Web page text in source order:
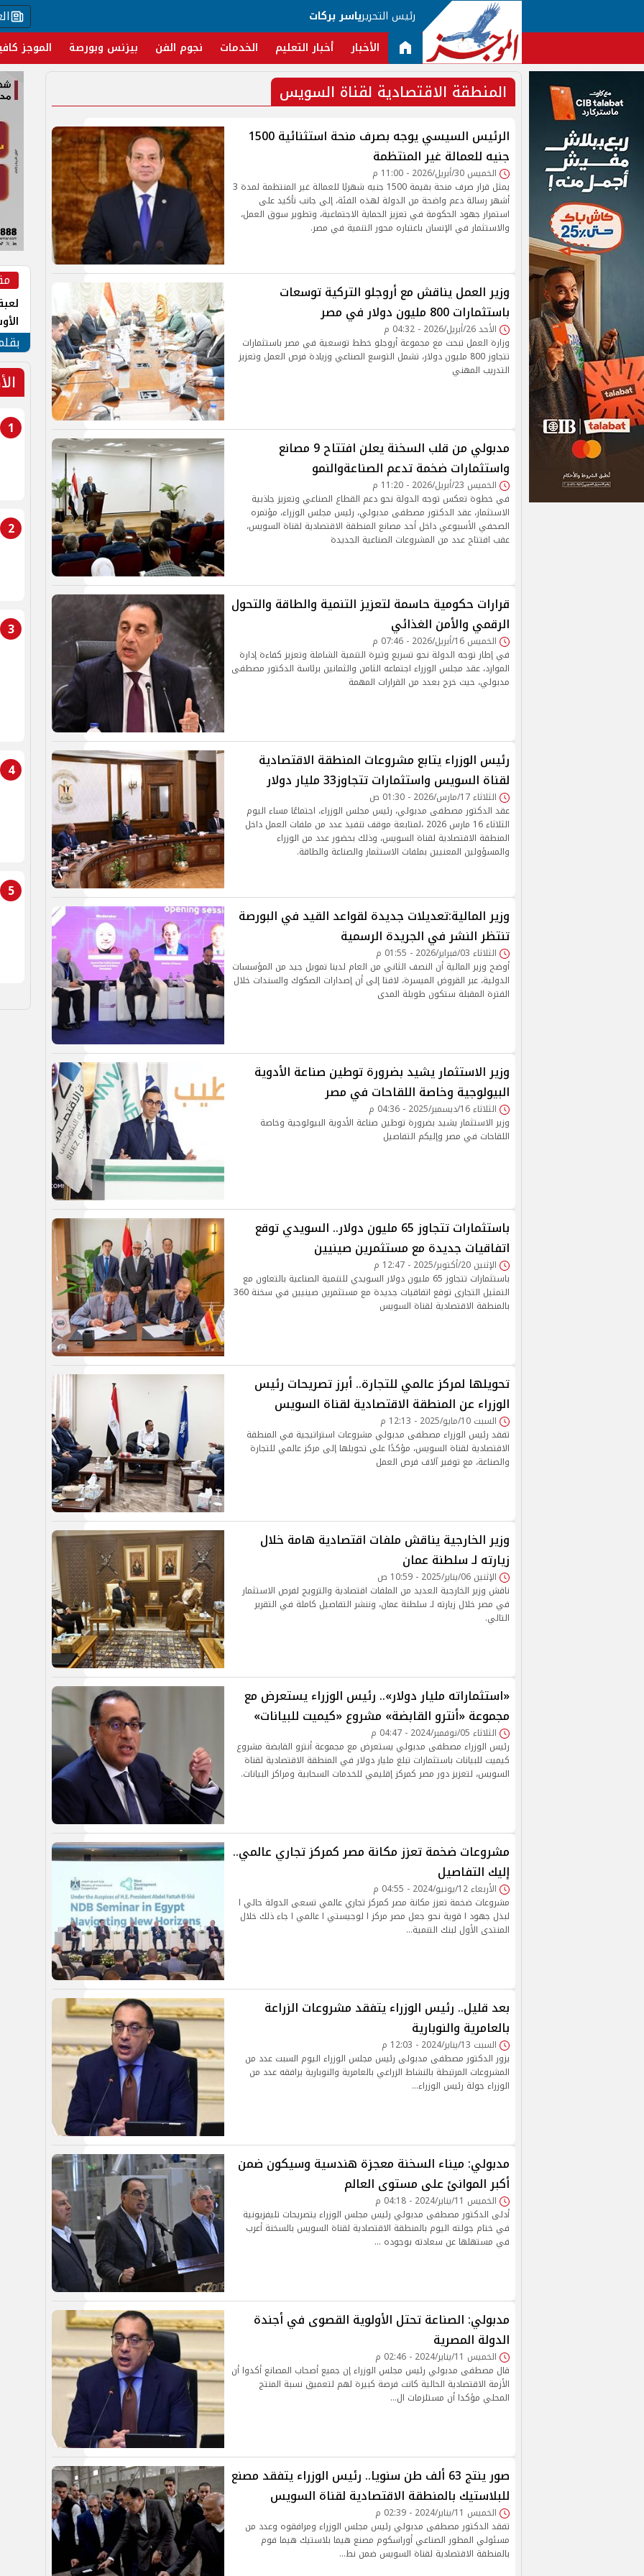
رئيس التحريرياسر بركات
الأخبار أخبار التعليم الخدمات نجوم الفن بيزنس وبورصة الموجز
المنطقة الاقتصادية لقناة السويس
الرئيس السيسي يوجه بصرف منحة استثنائية 1500
جنيه للعمالة غير المنتظمة
الخميس 30/أبريل/2026 - 11:00 م
يمثل قرار صرف منحة بقيمة 1500 جنيه شهريًا للعمالة غير المنتظمة لمدة 3
أشهر رسالة دعم واضحة من الدولة لهذه الفئة، إلى جانب تأكيد على
استمرار جهود الحكومة في تعزيز الحماية الاجتماعية، وتطوير سوق العمل،
والاستثمار في الإنسان باعتباره محور التنمية في مصر.
وزير العمل يناقش مع أروجلو التركية توسعات
باستثمارات 800 مليون دولار في مصر
الأحد 26/أبريل/2026 - 04:32 م
وزارة العمل تبحث مع مجموعة أروجلو خطط توسعية في مصر باستثمارات
تتجاوز 800 مليون دولار، تشمل التوسع الصناعي وزيادة فرص العمل وتعزيز
التدريب المهني
مدبولي من قلب السخنة يعلن افتتاح 9 مصانع
واستثمارات ضخمة تدعم الصناعةوالنمو
الخميس 23/أبريل/2026 - 11:20 م
في خطوة تعكس توجه الدولة نحو دعم القطاع الصناعي وتعزيز جاذبية
الاستثمار، عقد الدكتور مصطفى مدبولي، رئيس مجلس الوزراء، مؤتمره
الصحفي الأسبوعي داخل أحد مصانع المنطقة الاقتصادية لقناة السويس،
عقب افتتاح عدد من المشروعات الصناعية الجديدة
قرارات حكومية حاسمة لتعزيز التنمية والطاقة والتحول
الرقمي والأمن الغذائي
الخميس 16/أبريل/2026 - 07:46 م
في إطار توجه الدولة نحو تسريع وتيرة التنمية الشاملة وتعزيز كفاءة إدارة
الموارد، عقد مجلس الوزراء اجتماعه الثامن والثمانين برئاسة الدكتور مصطفى
مدبولي، حيث خرج بعدد من القرارات المهمة
رئيس الوزراء يتابع مشروعات المنطقة الاقتصادية
لقناة السويس واستثمارات تتجاوز33 مليار دولار
الثلاثاء 17/مارس/2026 - 01:30 ص
عقد الدكتور مصطفى مدبولي، رئيس مجلس الوزراء، اجتماعًا مساء اليوم
الثلاثاء 16 مارس 2026 ،لمتابعة موقف تنفيذ عدد من ملفات العمل داخل
المنطقة الاقتصادية لقناة السويس، وذلك بحضور عدد من الوزراء
والمسؤولين المعنيين بملفات الاستثمار والصناعة والطاقة.
وزير المالية:تعديلات جديدة لقواعد القيد في البورصة
تنتظر النشر في الجريدة الرسمية
الثلاثاء 03/فبراير/2026 - 01:55 م
أوضح وزير المالية أن النصف الثاني من العام لدينا تمويل جيد من المؤسسات
الدولية، عبر القروض الميسرة، لافتا إلى أن إصدارات الصكوك والسندات خلال
الفترة المقبلة ستكون طويلة المدى
وزير الاستثمار يشيد بضرورة توطين صناعة الأدوية
البيولوجية وخاصة اللقاحات في مصر
الثلاثاء 16/ديسمبر/2025 - 04:36 م
وزير الاستثمار يشيد بضرورة توطين صناعة الأدوية البيولوجية وخاصة
اللقاحات في مصر وإليكم التفاصيل
باستثمارات تتجاوز 65 مليون دولار.. السويدي توقع
اتفاقيات جديدة مع مستثمرين صينيين
الإثنين 20/أكتوبر/2025 - 12:47 م
باستثمارات تتجاوز 65 مليون دولار السويدي للتنمية الصناعية بالتعاون مع
التمثيل التجارى توقع اتفاقيات جديدة مع مستثمرين صينيين في سخنة 360
بالمنطقة الاقتصادية لقناة السويس
تحويلها لمركز عالمي للتجارة.. أبرز تصريحات رئيس
الوزراء عن المنطقة الاقتصادية لقناة السويس
السبت 10/مايو/2025 - 12:13 م
تفقد رئيس الوزراء مصطفى مدبولي مشروعات استراتيجية في المنطقة
الاقتصادية لقناة السويس، مؤكدًا على تحويلها إلى مركز عالمي للتجارة
والصناعة، مع توفير آلاف فرص العمل
وزير الخارجية يناقش ملفات اقتصادية هامة خلال
زيارته لـ سلطنة عمان
الإثنين 06/يناير/2025 - 10:59 ص
ناقش وزير الخارجية العديد من الملفات اقتصادية والترويج لفرص الاستثمار
في مصر خلال زيارته لـ سلطنة عمان، وننشر التفاصيل كاملة في التقرير
التالي.
«استثماراته مليار دولار».. رئيس الوزراء يستعرض مع
مجموعة «أنترو القابضة» مشروع «كيميت للبيانات»
الثلاثاء 05/نوفمبر/2024 - 04:47 م
رئيس الوزراء مصطفى مدبولي يستعرض مع مجموعة أنترو القابضة مشروع
كيميت للبيانات باستثمارات تبلغ مليار دولار في المنطقة الاقتصادية لقناة
السويس، لتعزيز دور مصر كمركز إقليمي للخدمات السحابية ومراكز البيانات.
مشروعات ضخمة تعزز مكانة مصر كمركز تجاري عالمي..
إليك التفاصيل
الأربعاء 12/يونيو/2024 - 04:55 م
مشروعات ضخمة تعزز مكانة مصر كمركز تجاري عالمي تسعى الدولة حالي ا
لبذل جهود ا قوية نحو جعل مصر مركز ا لوجيستي ا عالمي ا جاء ذلك خلال
المنتدى الأول لبنك التنمية…
بعد قليل.. رئيس الوزراء يتفقد مشروعات الزراعة
بالعامرية والنوبارية
السبت 13/يناير/2024 - 12:03 م
يزور الدكتور مصطفى مدبولى رئيس مجلس الوزراء اليوم السبت عدد من
المشروعات المرتبطة بالنشاط الزراعي بالعامرية والنوبارية يرافقه عدد من
الوزراء جولة رئيس الوزراء…
مدبولي: ميناء السخنة معجزة هندسية وسيكون ضمن
أكبر الموانئ على مستوى العالم
الخميس 11/يناير/2024 - 04:18 م
أدلى الدكتور مصطفى مدبولي رئيس مجلس الوزراء يتصريحات تليفزيونية
في ختام جولته اليوم بالمنطقة الاقتصادية لقناة السويس بالسخنة أعرب
في مستهلها عن سعادته بوجوده …
مدبولي: الصناعة تحتل الأولوية القصوى في أجندة
الدولة المصرية
الخميس 11/يناير/2024 - 02:46 م
قال مصطفى مدبولي رئيس مجلس الوزراء إن جميع أصحاب المصانع أكدوا أن
الأزمة الاقتصادية الحالية كانت فرصة كبيرة لهم لتعميق نسبة المنتج
المحلي مؤكدا أن مستلزمات ال…
صور ينتج 63 ألف طن سنويا.. رئيس الوزراء يتفقد مصنع
للبلاستيك بالمنطقة الاقتصادية لقناة السويس
الخميس 11/يناير/2024 - 02:39 م
تفقد الدكتور مصطفى مدبولي رئيس مجلس الوزراء ومرافقوه وعدد من
مسئولي المطور الصناعي أوراسكوم مصنع هيما بلاستيك هيما فوم
بالمنطقة الاقتصادية لقناة السويس ضمن نط…
1
2
3
4
5